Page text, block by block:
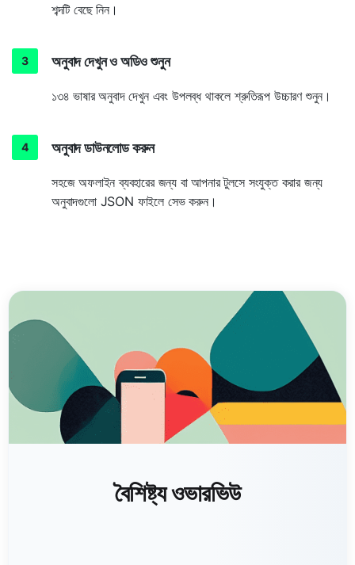
শব্দটি বেছে নিন।
অনুবাদ দেখুন ও অডিও শুনুন
১৩৪ ভাষার অনুবাদ দেখুন এবং উপলব্ধ থাকলে শ্রুতিরূপ উচ্চারণ শুনুন।
অনুবাদ ডাউনলোড করুন
সহজে অফলাইন ব্যবহারের জন্য বা আপনার টুলসে সংযুক্ত করার জন্য
অনুবাদগুলো JSON ফাইলে সেভ করুন।
বৈশিষ্ট্য ওভারভিউ